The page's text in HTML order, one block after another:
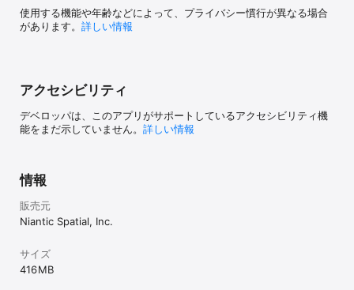
使用する機能や年齢などによって、プライバシー慣行が異なる場合
があります。 詳しい情報
アクセシビリティ
デベロッパは、このアプリがサポートしているアクセシビリティ機
能をまだ示していません。 詳しい情報
情報
販売元
Niantic Spatial, Inc.
サイズ
416 MB